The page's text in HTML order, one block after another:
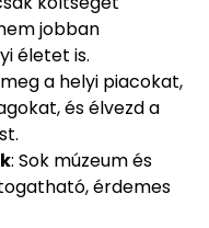
jobban
életet is.
a helyi piacokat,
és élvezd a
: Sok múzeum és
érdemes